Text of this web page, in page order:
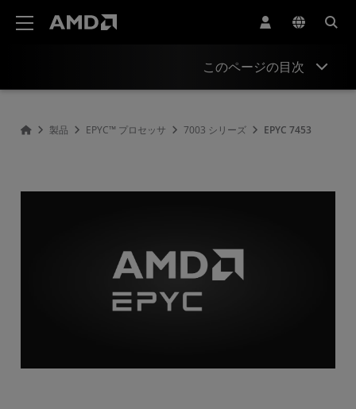
このページの目次
製品 EPYC™ プロセッサ 7003 シリーズ EPYC 7453